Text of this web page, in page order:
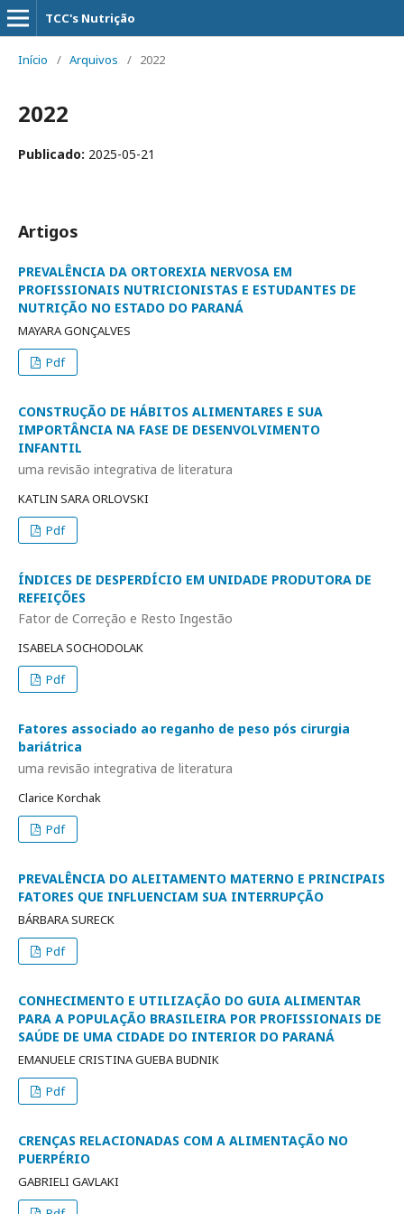
TCC's Nutrição
Início / Arquivos / 2022
2022
Publicado: 2025-05-21
Artigos
PREVALÊNCIA DA ORTOREXIA NERVOSA EM
PROFISSIONAIS NUTRICIONISTAS E ESTUDANTES DE
NUTRIÇÃO NO ESTADO DO PARANÁ
MAYARA GONÇALVES
Pdf
CONSTRUÇÃO DE HÁBITOS ALIMENTARES E SUA
IMPORTÂNCIA NA FASE DE DESENVOLVIMENTO
INFANTIL
uma revisão integrativa de literatura
KATLIN SARA ORLOVSKI
Pdf
ÍNDICES DE DESPERDÍCIO EM UNIDADE PRODUTORA DE
REFEIÇÕES
Fator de Correção e Resto Ingestão
ISABELA SOCHODOLAK
Pdf
Fatores associado ao reganho de peso pós cirurgia
bariátrica
uma revisão integrativa de literatura
Clarice Korchak
Pdf
PREVALÊNCIA DO ALEITAMENTO MATERNO E PRINCIPAIS
FATORES QUE INFLUENCIAM SUA INTERRUPÇÃO
BÁRBARA SURECK
Pdf
CONHECIMENTO E UTILIZAÇÃO DO GUIA ALIMENTAR
PARA A POPULAÇÃO BRASILEIRA POR PROFISSIONAIS DE
SAÚDE DE UMA CIDADE DO INTERIOR DO PARANÁ
EMANUELE CRISTINA GUEBA BUDNIK
Pdf
CRENÇAS RELACIONADAS COM A ALIMENTAÇÃO NO
PUERPÉRIO
GABRIELI GAVLAKI